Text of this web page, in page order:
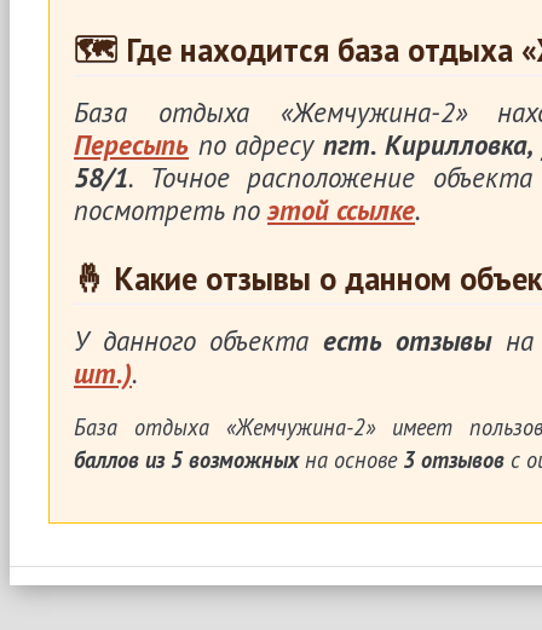
🗺 Где находится база отдыха
База отдыха «Жемчужина-2»
Пересыпь по адресупгт. Кирилловка,
58/1. Точное расположение
посмотреть поэтой ссылке.
🤞 Какие отзывы о данном
У данного объекта есть отзывына
шт.).
База отдыха «Жемчужина-2»имеет
баллов из5 возможныхна основе 3 отзывов с